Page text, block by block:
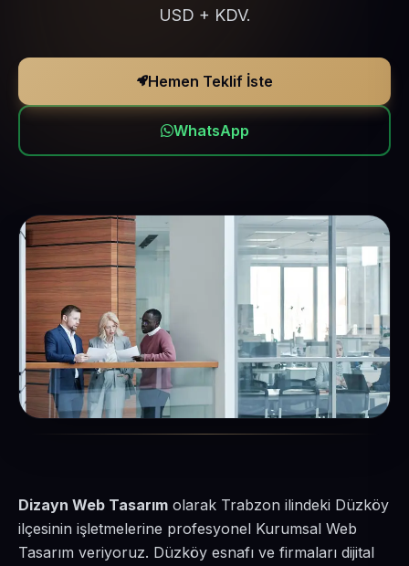
USD + KDV.
Hemen Teklif İste
WhatsApp
Dizayn Web Tasarım olarak Trabzon ilindeki Düzköy
ilçesinin işletmelerine profesyonel Kurumsal Web
Tasarım veriyoruz. Düzköy esnafı ve firmaları dijital